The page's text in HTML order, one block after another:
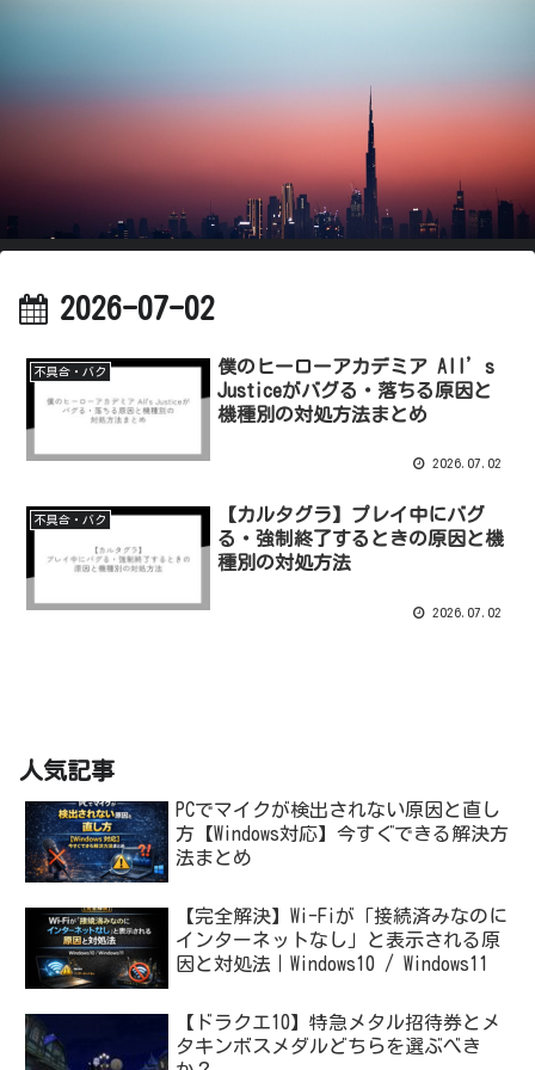
2026-07-02
不具合・バク
僕のヒーローアカデミア All’s
Justiceがバグる・落ちる原因と
機種別の対処方法まとめ
2026.07.02
不具合・バク
【カルタグラ】プレイ中にバグ
る・強制終了するときの原因と機
種別の対処方法
2026.07.02
人気記事
PCでマイクが検出されない原因と直し
方【Windows対応】今すぐできる解決方
法まとめ
【完全解決】Wi-Fiが「接続済みなのに
インターネットなし」と表示される原
因と対処法｜Windows10 / Windows11
【ドラクエ10】特急メタル招待券とメ
タキンボスメダルどちらを選ぶべき